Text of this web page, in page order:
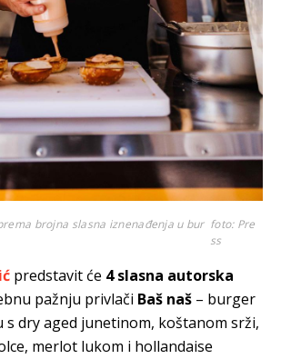
brojna slasna iznenađenja u bur foto: Pre
ss
predstavit će 4 slasna autorska
pažnju privlači Baš naš – burger
s dry aged junetinom, koštanom srži,
merlot lukom i hollandaise